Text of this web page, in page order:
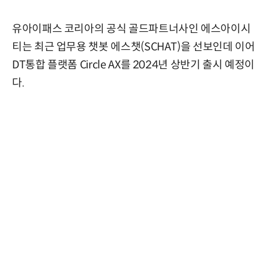
유아이패스 코리아의 공식 골드파트너사인 에스아이시
티는 최근 업무용 챗봇 에스챗(SCHAT)을 선보인데 이어
DT통합 플랫폼 Circle AX를 2024년 상반기 출시 예정이
다.